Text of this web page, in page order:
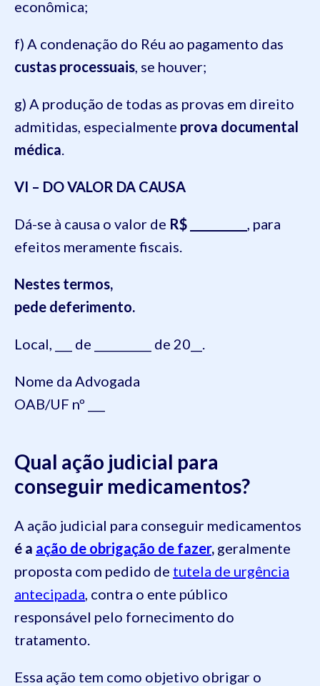
econômica;
f) A condenação do Réu ao pagamento das
custas processuais, se houver;
g) A produção de todas as provas em direito
admitidas, especialmente prova documental
médica.
VI – DO VALOR DA CAUSA
Dá-se à causa o valor de R$ __________ , para
efeitos meramente fiscais.
Nestes termos,
pede deferimento.
Local, ___ de __________ de 20__.
Nome da Advogada
OAB/UF nº ___
Qual ação judicial para
conseguir medicamentos?
A ação judicial para conseguir medicamentos
é a ação de obrigação de fazer, geralmente
proposta com pedido de tutela de urgência
antecipada, contra o ente público
responsável pelo fornecimento do
tratamento.
Essa ação tem como objetivo obrigar o